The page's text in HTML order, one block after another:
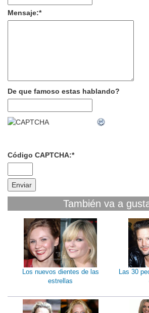
Mensaje:*
De que famoso estas hablando?
Código CAPTCHA:*
También va a
Los nuevos dientes de las
estrellas
Las 30